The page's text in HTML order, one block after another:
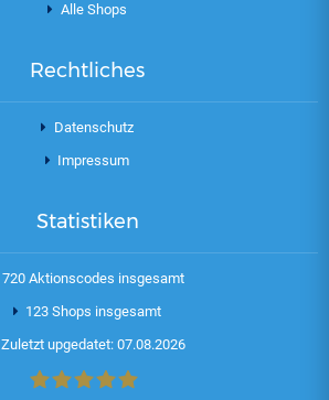
Alle Shops
Rechtliches
Datenschutz
Impressum
Statistiken
720 Aktionscodes insgesamt
123 Shops insgesamt
Zuletzt upgedatet: 07.08.2026